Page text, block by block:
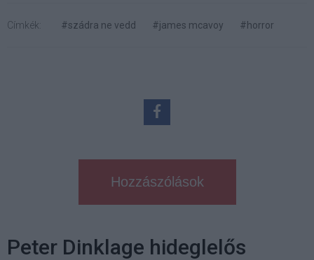
Címkék: #szádra ne vedd #james mcavoy #horror
Hozzászólások
Peter Dinklage hideglelős